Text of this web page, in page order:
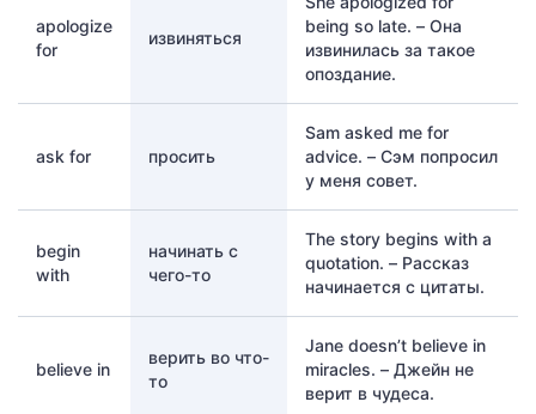
apologize
for
извиняться
being so late. – Она
извинилась за такое
опоздание.
ask for просить
Sam asked me for
advice. – Сэм попросил
у меня совет.
begin
with
начинать с
чего-то
The story begins with a
quotation. – Рассказ
начинается с цитаты.
believe in
верить во что-
то
Jane doesn’t believe in
miracles. – Джейн не
верит в чудеса.